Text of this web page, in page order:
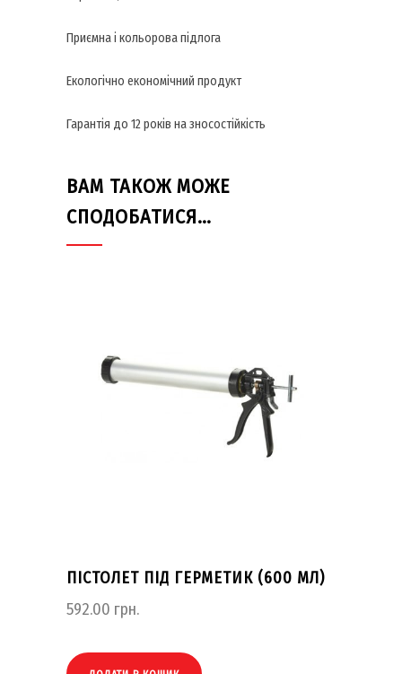
Приємна і кольорова підлога
Екологічно економічний продукт
Гарантія до 12 років на зносостійкість
ВАМ ТАКОЖ МОЖЕ
СПОДОБАТИСЯ…
ПІСТОЛЕТ ПІД ГЕРМЕТИК (600 МЛ)
592.00 грн.